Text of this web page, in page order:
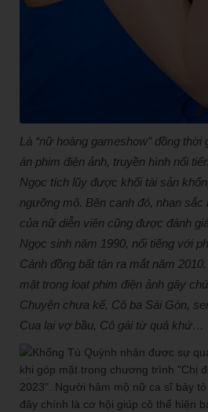
Là “nữ hoàng gameshow” đồng
án phim điện ảnh, truyền hình nổi
Ngọc tích lũy được khối tài sản
ngưỡng mộ. Bên cạnh đó, nhan sắc
của nữ diễn viên cũng được đánh
Ngọc sinh năm 1990, nổi tiếng với
Cánh đồng bất tận ra mắt năm
mặt trong loạt phim điện ảnh gây
Chuyện chưa kể, Cô ba Sài Gòn,
Cua lại vợ bầu, Cô gái từ quá khứ…